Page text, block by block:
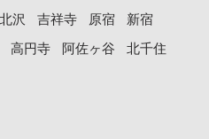
沢 吉祥寺 原宿
新宿
高円寺 阿佐ヶ谷
北千住